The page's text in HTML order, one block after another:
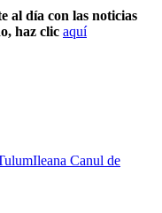
al día con las noticias
haz clic aquí
Ileana Canul de